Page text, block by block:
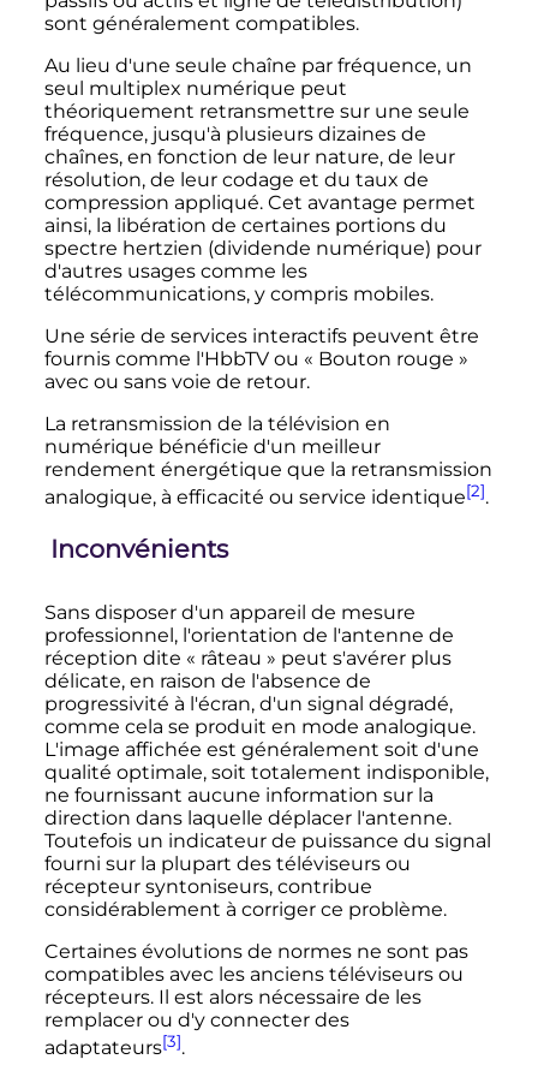
sont généralement compatibles.
Au lieu d'une seule chaîne par fréquence, un
seul multiplex numérique peut
théoriquement retransmettre sur une seule
fréquence, jusqu'à plusieurs dizaines de
chaînes, en fonction de leur nature, de leur
résolution, de leur codage et du taux de
compression appliqué. Cet avantage permet
ainsi, la libération de certaines portions du
spectre hertzien (dividende numérique) pour
d'autres usages comme les
télécommunications, y compris mobiles.
Une série de services interactifs peuvent être
fournis comme l'HbbTV ou « Bouton rouge »
avec ou sans voie de retour.
La retransmission de la télévision en
numérique bénéficie d'un meilleur
rendement énergétique que la retransmission
analogique, à efficacité ou service identique[2].
Inconvénients
Sans disposer d'un appareil de mesure
professionnel, l'orientation de l'antenne de
réception dite « râteau » peut s'avérer plus
délicate, en raison de l'absence de
progressivité à l'écran, d'un signal dégradé,
comme cela se produit en mode analogique.
L'image affichée est généralement soit d'une
qualité optimale, soit totalement indisponible,
ne fournissant aucune information sur la
direction dans laquelle déplacer l'antenne.
Toutefois un indicateur de puissance du signal
fourni sur la plupart des téléviseurs ou
récepteur syntoniseurs, contribue
considérablement à corriger ce problème.
Certaines évolutions de normes ne sont pas
compatibles avec les anciens téléviseurs ou
récepteurs. Il est alors nécessaire de les
remplacer ou d'y connecter des
adaptateurs[3].